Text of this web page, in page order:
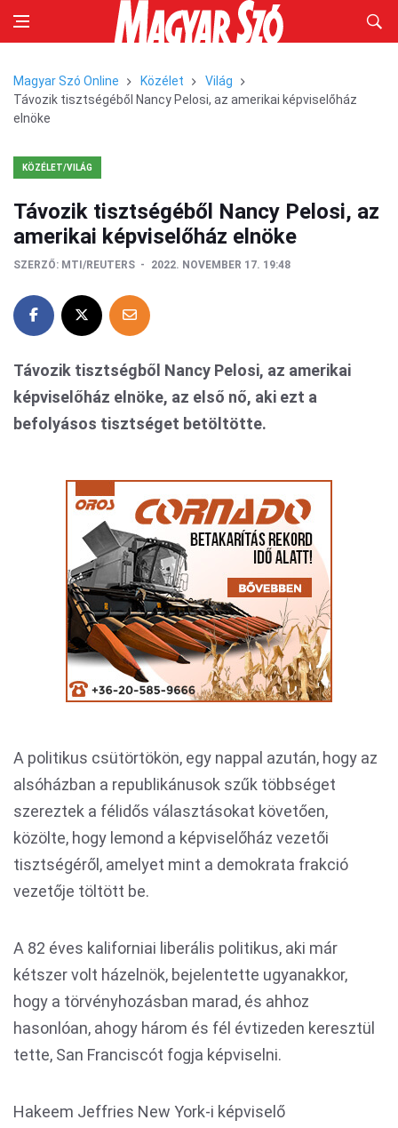
Magyar Szó Online Közélet
Világ
Távozik tisztségéből Nancy Pelosi, az amerikai képviselőház
elnöke
KÖZÉLET/VILÁG
Távozik tisztségéből Nancy Pelosi, az
amerikai képviselőház elnöke
SZERZŐ: MTI/REUTERS 2022. NOVEMBER 17. 19:48
Távozik tisztségből Nancy Pelosi, az amerikai
képviselőház elnöke, az első nő, aki ezt a
befolyásos tisztséget betöltötte.
A politikus csütörtökön, egy nappal azután, hogy az
alsóházban a republikánusok szűk többséget
szereztek a félidős választásokat követően,
közölte, hogy lemond a képviselőház vezetői
tisztségéről, amelyet mint a demokrata frakció
vezetője töltött be.
A 82 éves kaliforniai liberális politikus, aki már
kétszer volt házelnök, bejelentette ugyanakkor,
hogy a törvényhozásban marad, és ahhoz
hasonlóan, ahogy három és fél évtizeden keresztül
tette, San Franciscót fogja képviselni.
Hakeem Jeffries New York-i képviselő